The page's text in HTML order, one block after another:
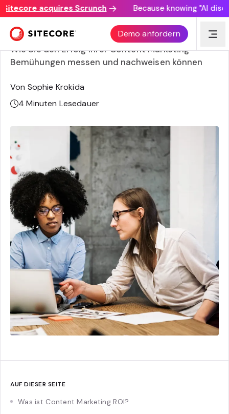
acquires Scrunch Because knowing "AI
Demo anfordern
Der ROI von Content Marketing
Wie Sie den Erfolg Ihrer Content Marketing
Bemühungen messen und nachweisen können
Von Sophie Krokida
4 Minuten Lesedauer
AUF DIESER SEITE
Was ist Content Marketing ROI?